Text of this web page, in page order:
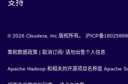
支持
© 2026 Cloudera, Inc.版权所有。 沪ICP备
策和数据政策 | 取消订阅/ 请勿出售个人信息
Apache Hadoop 和相关的开源项目名称是 Apache